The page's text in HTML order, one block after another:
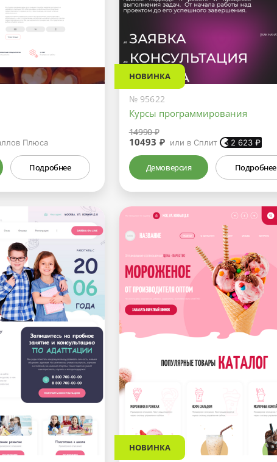
Плюса
Подробнее
НОВИНКА
№ 95622
Курсы программирования
14990 ₽
10493 ₽ или в Сплит 2 623 ₽
Демоверсия Подробнее
НОВИНКА